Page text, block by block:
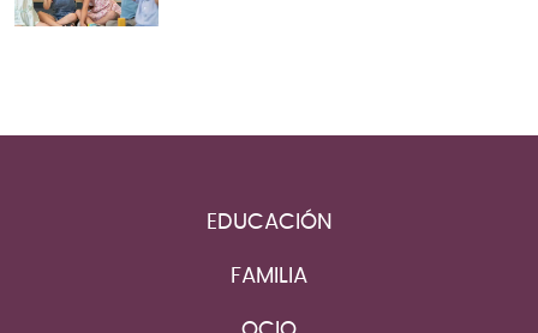
EDUCACIÓN
FAMILIA